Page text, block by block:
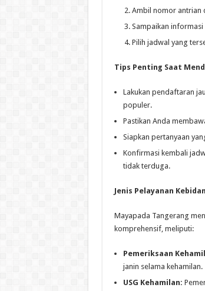
Ambil nomor antrian
Sampaikan
Pilih jadwal yang
Tips Penting Saat
Lakukan pendaftaran
populer.
Pastikan Anda
Siapkan pertanyaan
Konfirmasi kembali
tidak terduga.
Jenis Pelayanan
Mayapada Tangerang
komprehensif, meliputi:
Pemeriksaan
janin selama kehamilan.
USG Kehamilan: